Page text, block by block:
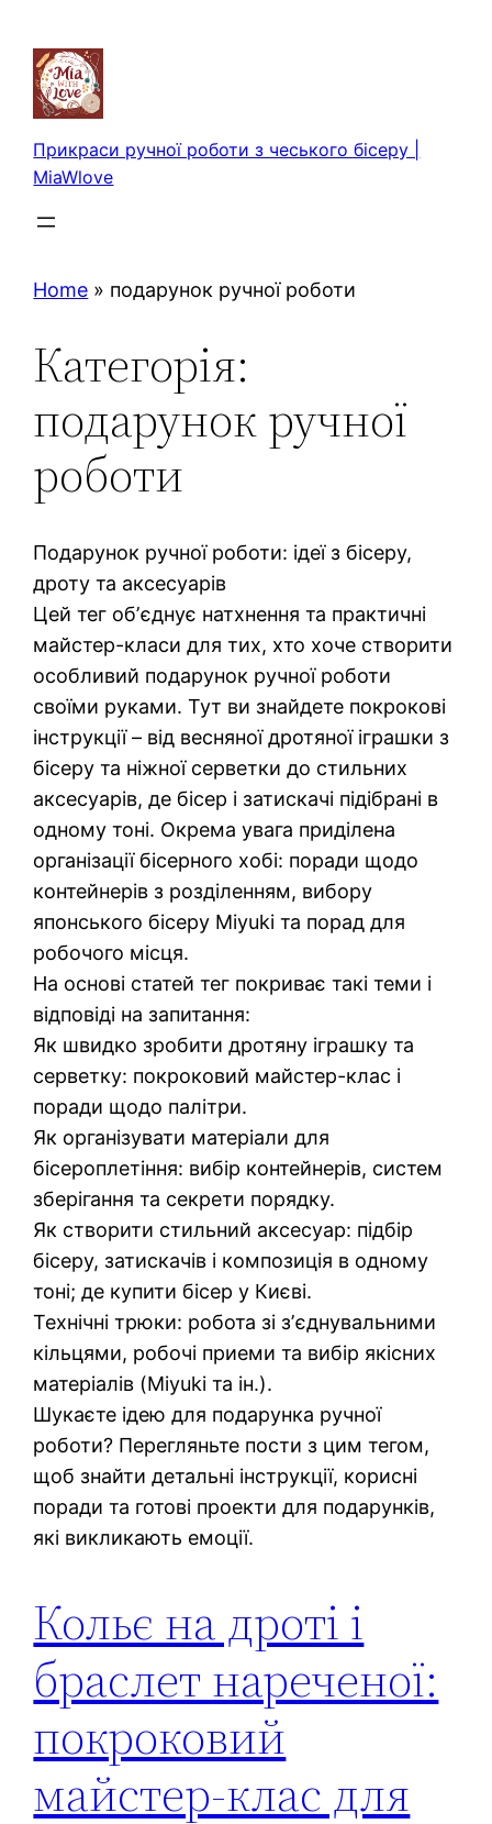
вмісту
Прикраси ручної роботи з чеського бісеру |
MiaWlove
Home » подарунок ручної роботи
Категорія:
подарунок ручної
роботи
Подарунок ручної роботи: ідеї з бісеру,
дроту та аксесуарів
Цей тег обʼєднує натхнення та практичні
майстер-класи для тих, хто хоче створити
особливий подарунок ручної роботи
своїми руками. Тут ви знайдете покрокові
інструкції – від весняної дротяної іграшки з
бісеру та ніжної серветки до стильних
аксесуарів, де бісер і затискачі підібрані в
одному тоні. Окрема увага приділена
організації бісерного хобі: поради щодо
контейнерів з розділенням, вибору
японського бісеру Miyuki та порад для
робочого місця.
На основі статей тег покриває такі теми і
відповіді на запитання:
Як швидко зробити дротяну іграшку та
серветку: покроковий майстер-клас і
поради щодо палітри.
Як організувати матеріали для
бісероплетіння: вибір контейнерів, систем
зберігання та секрети порядку.
Як створити стильний аксесуар: підбір
бісеру, затискачів і композиція в одному
тоні; де купити бісер у Києві.
Технічні трюки: робота зі зʼєднувальними
кільцями, робочі приеми та вибір якісних
матеріалів (Miyuki та ін.).
Шукаєте ідею для подарунка ручної
роботи? Перегляньте пости з цим тегом,
щоб знайти детальні інструкції, корисні
поради та готові проекти для подарунків,
які викликають емоції.
Кольє на дроті і
браслет нареченої:
покроковий
майстер-клас для